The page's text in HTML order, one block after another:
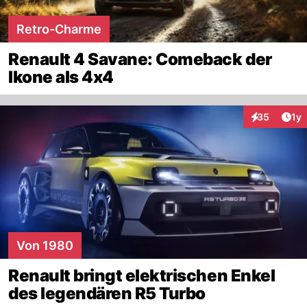
Retro-Charme
Renault 4 Savane: Comeback der
Ikone als 4x4
35 1y
Von 1980
Renault bringt elektrischen Enkel
des legendären R5 Turbo